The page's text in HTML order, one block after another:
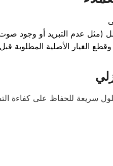
(مثل عدم التبريد أو وجود
سريعة للحفاظ على كفاءة